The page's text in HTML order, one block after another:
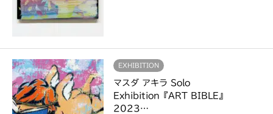
EXHIBITION
マスダ アキラ Solo
Exhibition『ART BIBLE』
2023…